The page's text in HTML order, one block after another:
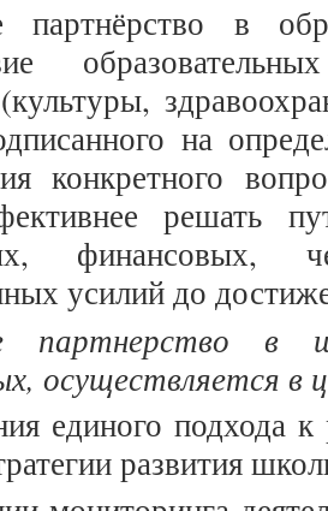
партнёрство в
на
конкретного
решать
усилий до
партнерство
осуществляется в
единого подхода к
развития